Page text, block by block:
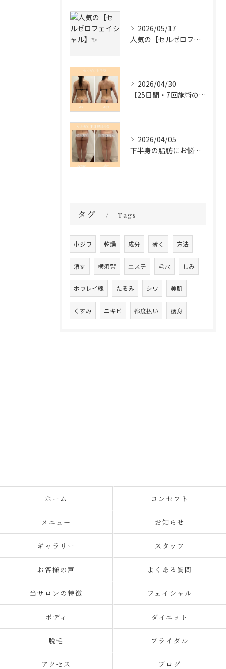
2026/05/17
人気の【セルゼロフェイシャル】✨
2026/04/30
【25日間・7回施術の変化✨】
2026/04/05
下半身の脂肪にお悩みの方必見❣️
タグ Tags
小ジワ 乾燥 成分 薄く 方法
消す 横須賀 エステ 毛穴 しみ
ホウレイ線 たるみ シワ 美肌
くすみ ニキビ 都度払い 痩身
ホーム コンセプト
メニュー お知らせ
ギャラリー スタッフ
お客様の声 よくある質問
当サロンの特徴 フェイシャル
ボディ ダイエット
脱毛 ブライダル
アクセス ブログ